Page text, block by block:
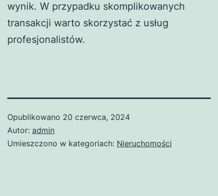
wynik. W przypadku skomplikowanych
transakcji warto skorzystać z usług
profesjonalistów.
Opublikowano 20 czerwca, 2024
Autor: admin
Umieszczono w kategoriach: Nieruchomości